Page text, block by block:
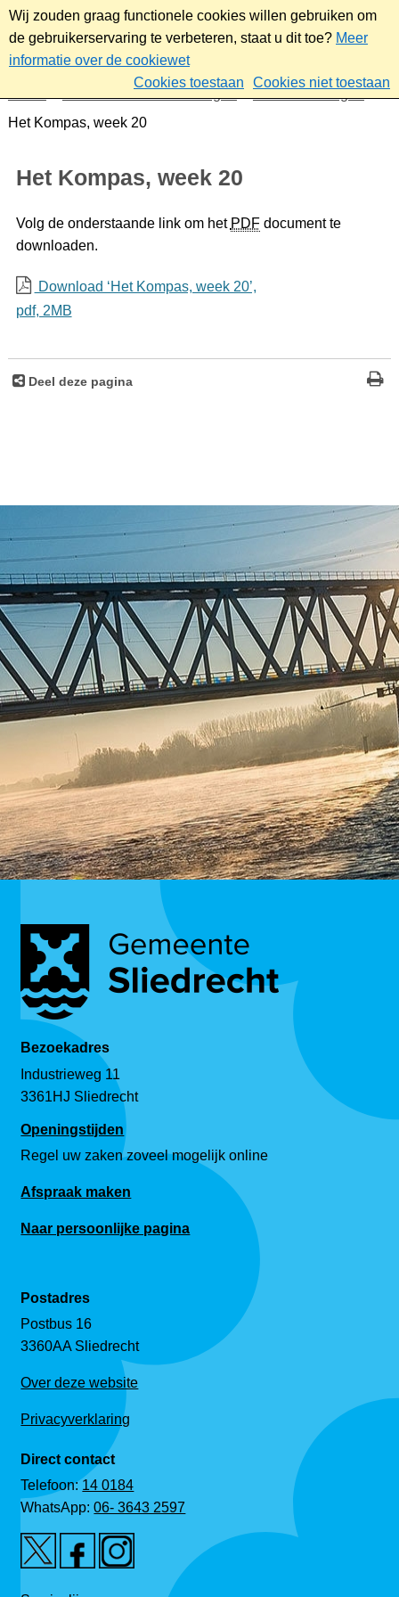
Wij zouden graag functionele cookies willen gebruiken om
de gebruikerservaring te verbeteren, staat u dit toe? Meer
informatie over de cookiewet
Cookies toestaan
Cookies niet toestaan
Nieuws & bekendmakingen
Bekendmakingen
Het Kompas, week 20
Het Kompas, week 20
Volg de onderstaande link om het PDFdocument te
downloaden.
Download ‘Het Kompas, week 20’,
pdf, 2MB
Deel deze pagina
Bezoekadres
Industrieweg 11
3361HJ Sliedrecht
Openingstijden
Regel uw zaken zoveel mogelijk online
Afspraak maken
Naar persoonlijke pagina
Postadres
Postbus 16
3360AA Sliedrecht
Over deze website
Privacyverklaring
Direct contact
Telefoon:14 0184
WhatsApp:06- 3643 2597